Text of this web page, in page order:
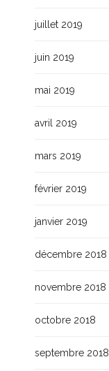
juillet 2019
juin 2019
mai 2019
avril 2019
mars 2019
février 2019
janvier 2019
décembre 2018
novembre 2018
octobre 2018
septembre 2018